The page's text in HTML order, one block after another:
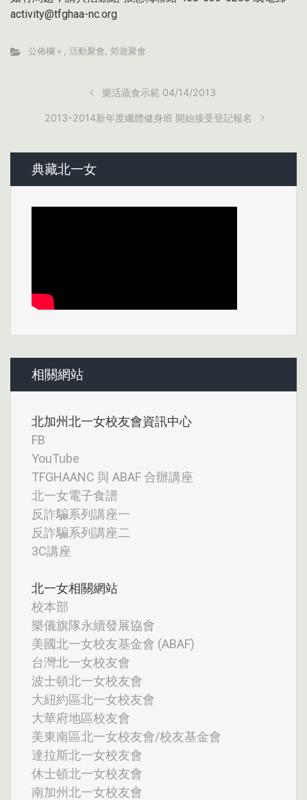
activity@tfghaa-nc.org
公佈欄＋ , 活動聚會, 郊遊聚會
樂活蔬食示範 04/14/2013
2013-2014新年度纖體健身班 開始接受登記報名
典藏北一女
相關網站
北加州北一女校友會資訊中心
FB
YouTube
TFGHAANC 與 ABAF 合辦講座
北一女電子食譜
反詐騙系列講座一
反詐騙系列講座二
3C講座
北一女相關網站
校本部
樂儀旗隊永續發展協會
美國北一女校友基金會 (ABAF)
台灣北一女校友會
波士頓北一女校友會
大紐約區北一女校友會
大華府地區校友會
美東南區北一女校友會/校友基金會
達拉斯北一女校友會
休士頓北一女校友會
南加州北一女校友會